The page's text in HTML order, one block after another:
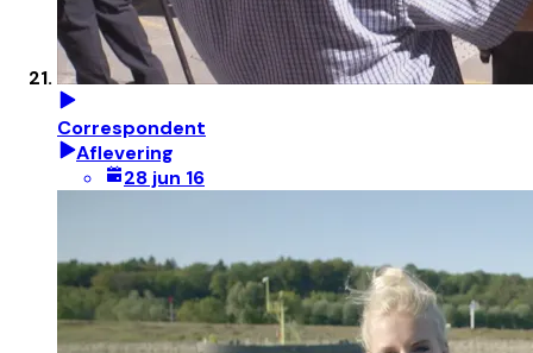
Correspondent
Aflevering
28 jun 16